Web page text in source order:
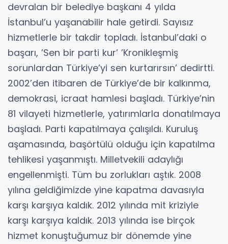
devralan bir belediye başkanı 4 yılda
İstanbul’u yaşanabilir hale getirdi. Sayısız
hizmetlerle bir takdir topladı. İstanbul’daki o
başarı, ’Sen bir parti kur’ ’Kronikleşmiş
sorunlardan Türkiye’yi sen kurtarırsın’ dedirtti.
2002’den itibaren de Türkiye’de bir kalkınma,
demokrasi, icraat hamlesi başladı. Türkiye’nin
81 vilayeti hizmetlerle, yatırımlarla donatılmaya
başladı. Parti kapatılmaya çalışıldı. Kuruluş
aşamasında, başörtülü olduğu için kapatılma
tehlikesi yaşanmıştı. Milletvekili adaylığı
engellenmişti. Tüm bu zorlukları aştık. 2008
yılına geldiğimizde yine kapatma davasıyla
karşı karşıya kaldık. 2012 yılında mit kriziyle
karşı karşıya kaldık. 2013 yılında ise birçok
hizmet konuştuğumuz bir dönemde yine